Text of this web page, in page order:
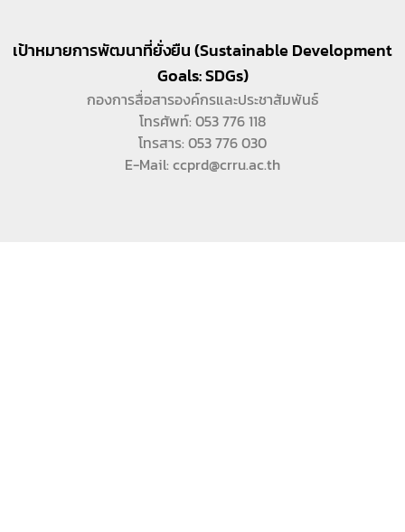
เป้าหมายการพัฒนาที่ยั่งยืน (Sustainable Development
Goals: SDGs)
กองการสื่อสารองค์กรและประชาสัมพันธ์
โทรศัพท์: 053 776 118
โทรสาร: 053 776 030
E-Mail: ccprd@crru.ac.th